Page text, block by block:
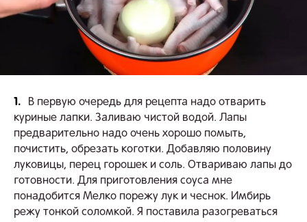
1.
В первую очередь для рецепта надо отварить
куриные лапки. Заливаю чистой водой. Лапы
предварительно надо очень хорошо помыть,
почистить, обрезать коготки. Добавляю половину
луковицы, перец горошек и соль. Отвариваю лапы до
готовности. Для приготовления соуса мне
понадобится Мелко порежу лук и чеснок. Имбирь
режу тонкой соломкой. Я поставила разогреваться